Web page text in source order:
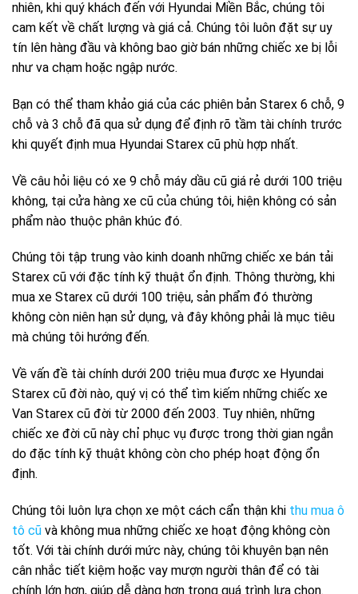
nhiên, khi quý khách đến với Hyundai Miền Bắc, chúng tôi
cam kết về chất lượng và giá cả. Chúng tôi luôn đặt sự uy
tín lên hàng đầu và không bao giờ bán những chiếc xe bị lỗi
như va chạm hoặc ngập nước.
Bạn có thể tham khảo giá của các phiên bản Starex 6 chỗ, 9
chỗ và 3 chỗ đã qua sử dụng để định rõ tầm tài chính trước
khi quyết định mua Hyundai Starex cũ phù hợp nhất.
Về câu hỏi liệu có xe 9 chỗ máy dầu cũ giá rẻ dưới 100 triệu
không, tại cửa hàng xe cũ của chúng tôi, hiện không có sản
phẩm nào thuộc phân khúc đó.
Chúng tôi tập trung vào kinh doanh những chiếc xe bán tải
Starex cũ với đặc tính kỹ thuật ổn định. Thông thường, khi
mua xe Starex cũ dưới 100 triệu, sản phẩm đó thường
không còn niên hạn sử dụng, và đây không phải là mục tiêu
mà chúng tôi hướng đến.
Về vấn đề tài chính dưới 200 triệu mua được xe Hyundai
Starex cũ đời nào, quý vị có thể tìm kiếm những chiếc xe
Van Starex cũ đời từ 2000 đến 2003. Tuy nhiên, những
chiếc xe đời cũ này chỉ phục vụ được trong thời gian ngắn
do đặc tính kỹ thuật không còn cho phép hoạt động ổn
định.
Chúng tôi luôn lựa chọn xe một cách cẩn thận khi thu mua ô
tô cũ và không mua những chiếc xe hoạt động không còn
tốt. Với tài chính dưới mức này, chúng tôi khuyên bạn nên
cân nhắc tiết kiệm hoặc vay mượn người thân để có tài
chính lớn hơn, giúp dễ dàng hơn trong quá trình lựa chọn.